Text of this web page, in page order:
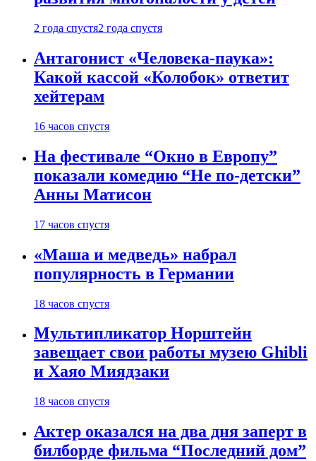
2 года спустя2 года спустя
Антагонист «Человека-паука»:
Какой кассой «Колобок» ответит
хейтерам
16 часов спустя
На фестивале “Окно в Европу”
показали комедию “Не по-детски”
Анны Матисон
17 часов спустя
«Маша и медведь» набрал
популярность в Германии
18 часов спустя
Мультипликатор Норштейн
завещает свои работы музею Ghibli
и Хаяо Миядзаки
18 часов спустя
Актер оказался на два дня заперт в
билборде фильма “Последний дом”